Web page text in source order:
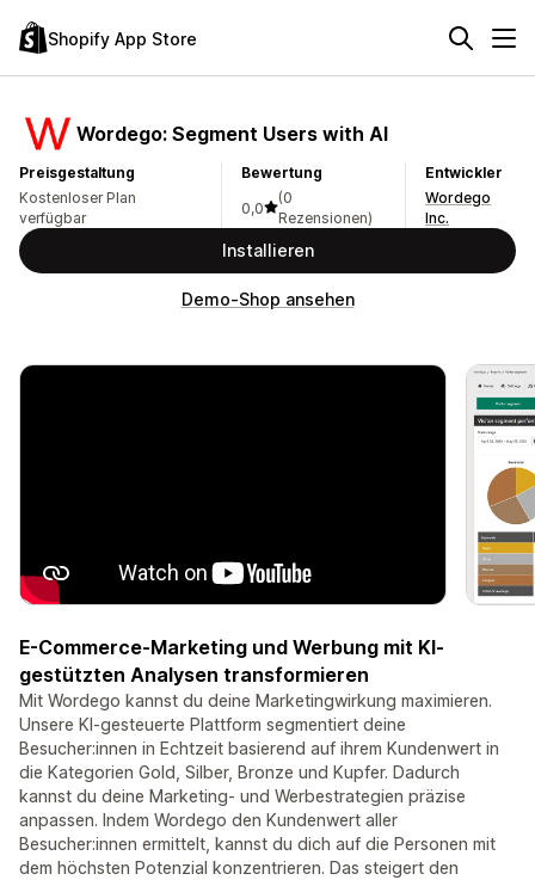
Shopify App Store
Wordego: Segment Users with AI
Preisgestaltung
Kostenloser Plan
verfügbar
Bewertung
0,0
(0
Rezensionen)
Entwickler
Wordego
Inc.
Installieren
Demo-Shop ansehen
E-Commerce-Marketing und Werbung mit KI-
gestützten Analysen transformieren
Mit Wordego kannst du deine Marketingwirkung maximieren.
Unsere KI-gesteuerte Plattform segmentiert deine
Besucher:innen in Echtzeit basierend auf ihrem Kundenwert in
die Kategorien Gold, Silber, Bronze und Kupfer. Dadurch
kannst du deine Marketing- und Werbestrategien präzise
anpassen. Indem Wordego den Kundenwert aller
Besucher:innen ermittelt, kannst du dich auf die Personen mit
dem höchsten Potenzial konzentrieren. Das steigert den